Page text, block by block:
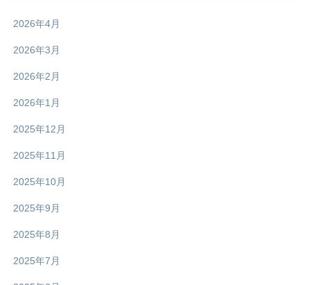
2026年4月
2026年3月
2026年2月
2026年1月
2025年12月
2025年11月
2025年10月
2025年9月
2025年8月
2025年7月